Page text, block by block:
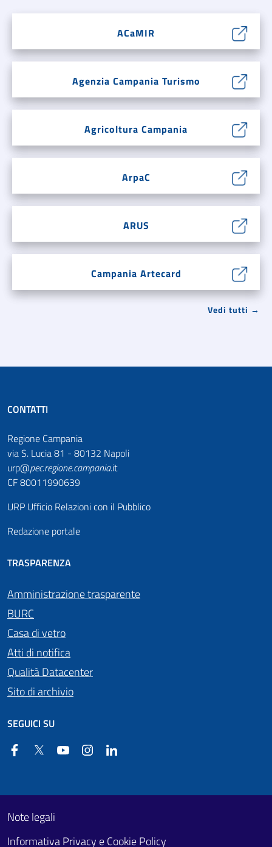
ACaMIR
Agenzia Campania Turismo
Agricoltura Campania
ArpaC
ARUS
Campania Artecard
Vedi tutti →
CONTATTI
Regione Campania
via S. Lucia 81 - 80132 Napoli
urp@pec.regione.campania.it
CF 80011990639
URP Ufficio Relazioni con il Pubblico
Redazione portale
TRASPARENZA
Amministrazione trasparente
BURC
Casa di vetro
Atti di notifica
Qualità Datacenter
Sito di archivio
SEGUICI SU
FacebookTwitter YouTube Instagram
Footer First
Useful links section
Note legali
Informativa Privacy e Cookie Policy